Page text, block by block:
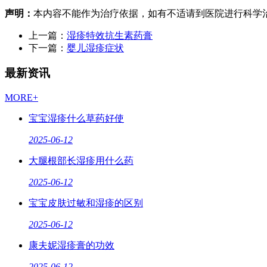
声明： 本内容不能作为治疗依据，如有不适请到医院进行科学
上一篇： 湿疹特效抗生素药膏
下一篇： 婴儿湿疹症状
最新资讯
MORE+
宝宝湿疹什么草药好使
2025-06-12
大腿根部长湿疹用什么药
2025-06-12
宝宝皮肤过敏和湿疹的区别
2025-06-12
康夫妮湿疹膏的功效